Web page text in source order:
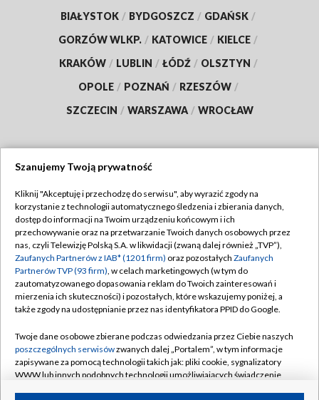
BIAŁYSTOK / BYDGOSZCZ / GDAŃSK /
GORZÓW WLKP. / KATOWICE / KIELCE /
KRAKÓW / LUBLIN / ŁÓDŹ / OLSZTYN /
OPOLE / POZNAŃ / RZESZÓW /
SZCZECIN / WARSZAWA / WROCŁAW
TVP
Abonament TVP
Emisja w TVP
Centrum informacji TVP
Naziemna Telewizja Cyfrowa
Rada Programowa
System NOS
Informacje o nadawcy
Regulamin TVP
Polityka prywatności
Moje zgody
Pomoc
Kontakt
Kanały
Szanujemy Twoją prywatność
Kliknij "Akceptuję i przechodzę do serwisu", aby wyrazić zgody na
korzystanie z technologii automatycznego śledzenia i zbierania danych,
dostęp do informacji na Twoim urządzeniu końcowym i ich
przechowywanie oraz na przetwarzanie Twoich danych osobowych przez
nas, czyli Telewizję Polską S.A. w likwidacji (zwaną dalej również „TVP”),
Zaufanych Partnerów z IAB* (1201 firm) oraz pozostałych Zaufanych
Partnerów TVP (93 firm), w celach marketingowych (w tym do
zautomatyzowanego dopasowania reklam do Twoich zainteresowań i
mierzenia ich skuteczności) i pozostałych, które wskazujemy poniżej, a
także zgody na udostępnianie przez nas identyfikatora PPID do Google.
Twoje dane osobowe zbierane podczas odwiedzania przez Ciebie naszych
poszczególnych serwisówzwanych dalej „Portalem”, w tym informacje
zapisywane za pomocą technologii takich jak: pliki cookie, sygnalizatory
WWW lub innych podobnych technologii umożliwiających świadczenie